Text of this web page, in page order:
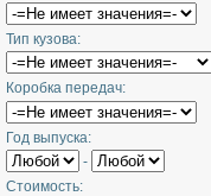
Тип кузова:
Коробка передач:
Год выпуска:
-
Стоимость: